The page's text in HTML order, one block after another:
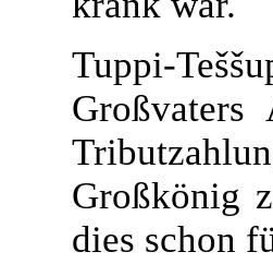
Tuppi-
Großkönig
dies schon